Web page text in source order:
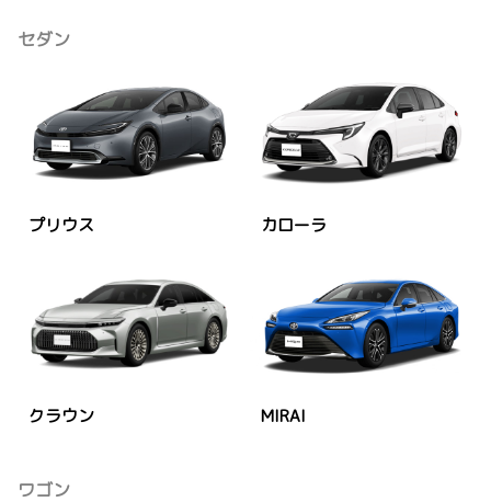
セダン
プリウス カローラ
クラウン MIRAI
ワゴン